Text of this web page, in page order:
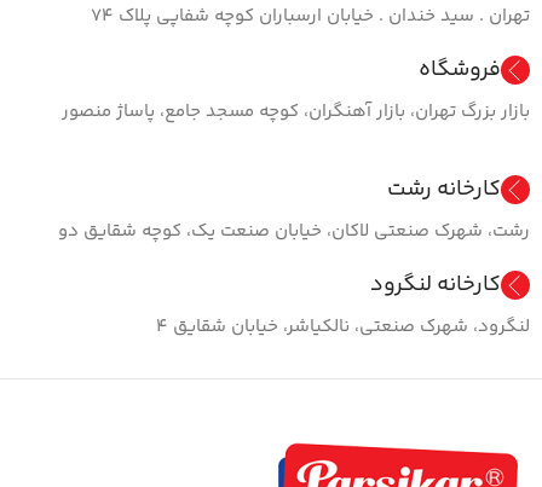
تهران . سید خندان . خیابان ارسباران کوچه شفاپی پلاک ۷۴
فروشگاه
بازار بزرگ تهران، بازار آهنگران، کوچه مسجد جامع، پاساژ منصور
کارخانه رشت
رشت، شهرک صنعتی لاکان، خیابان صنعت یک، کوچه شقایق دو
کارخانه لنگرود
لنگرود، شهرک صنعتی، نالکیاشر، خیابان شقایق ۴